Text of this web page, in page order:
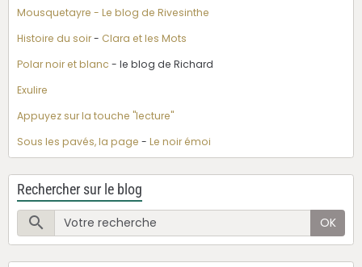
Mousquetayre - Le blog de Rivesinthe
Histoire du soir- Clara et les Mots
Polar noir et blanc - le blog de Richard
Exulire
Appuyez sur la touche "lecture"
Sous les pavés, la page - Le noir émoi
Rechercher sur le blog
OK